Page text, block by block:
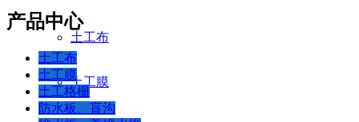
土工布
土工膜
产品中心
土工布
土工膜
土工格栅
防水板、盲沟